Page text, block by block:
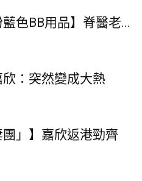
色BB用品】脊醫老...
欣：突然變成大熱
團」】嘉欣返港勁齊